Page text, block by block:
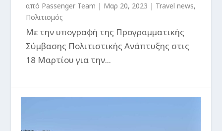
από Passenger Team | Μαρ 20, 2023 | Travel news,
Πολιτισμός
Με την υπογραφή της Προγραμματικής
Σύμβασης Πολιτιστικής Ανάπτυξης στις
18 Μαρτίου για την...